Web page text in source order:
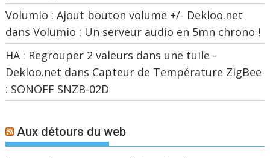
Volumio : Ajout bouton volume +/- Dekloo.net
dansVolumio : Un serveur audio en 5mn chrono !
HA : Regrouper 2 valeurs dans une tuile -
Dekloo.net dans Capteur de Température ZigBee
: SONOFF SNZB-02D
Aux détours du web